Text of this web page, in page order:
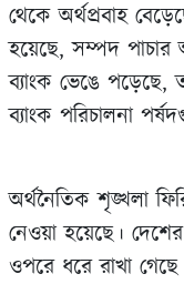
থেকে অর্থপ্রবাহ
হয়েছে, সম্পদ পাচার
ব্যাংক ভেঙে পড়েছে,
ব্যাংক পরিচালনা
অর্থনৈতিক শৃঙ্খলা
নেওয়া হয়েছে।
ওপরে ধরে রাখা